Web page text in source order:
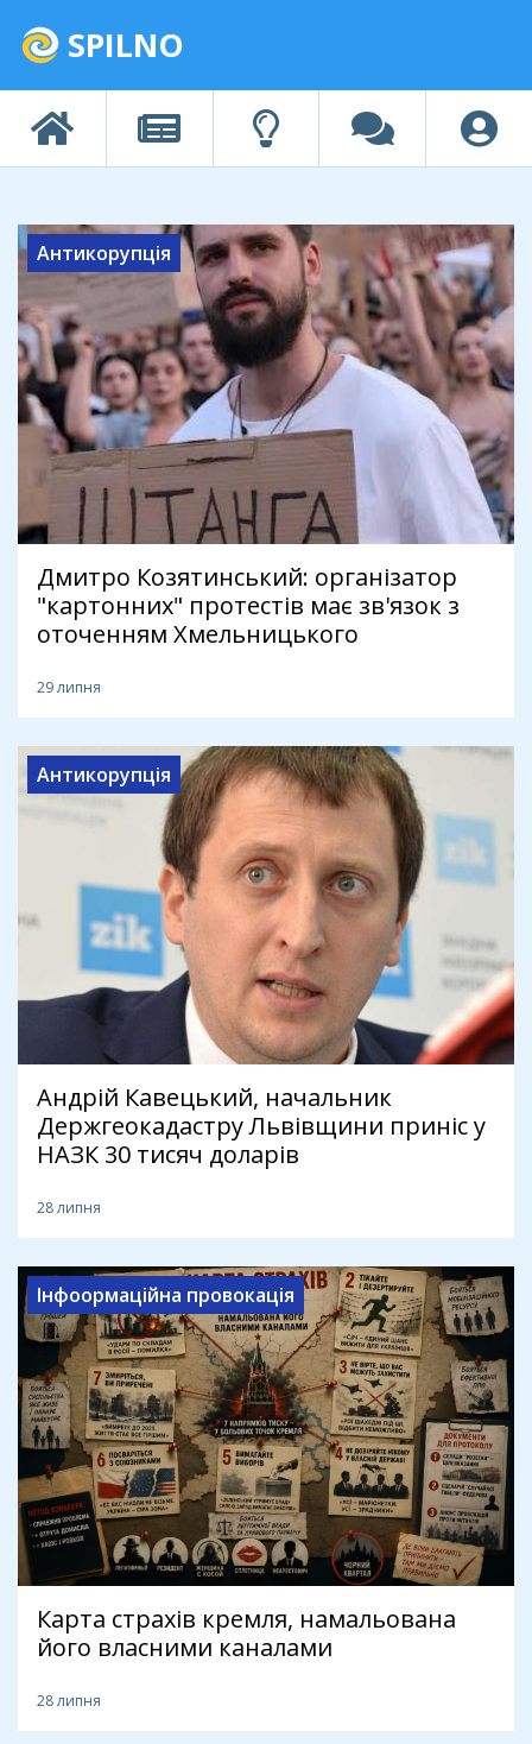
SPILNO
Антикорупція
Дмитро Козятинський: організатор
"картонних" протестів має зв'язок з
оточенням Хмельницького
29 липня
Антикорупція
Андрій Кавецький, начальник
Держгеокадастру Львівщини приніс у
НАЗК 30 тисяч доларів
28 липня
Інфоормаційна провокація
Карта страхів кремля, намальована
його власними каналами
28 липня